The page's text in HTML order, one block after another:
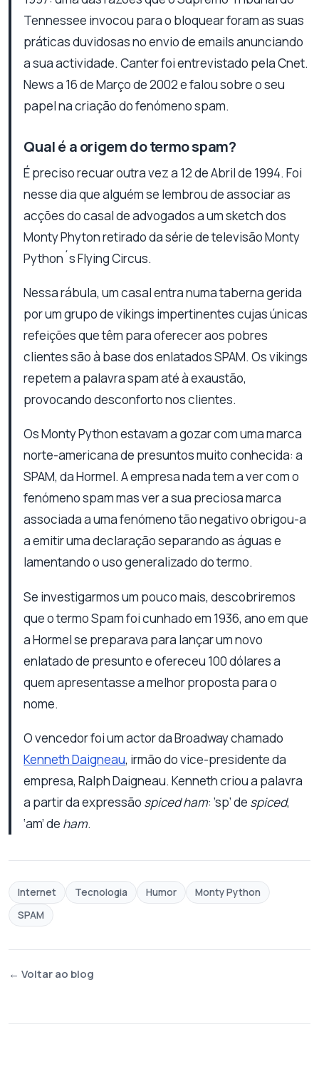
Tennessee invocou para o bloquear foram as suas
práticas duvidosas no envio de emails anunciando
a sua actividade. Canter foi entrevistado pela Cnet.
News a 16 de Março de 2002 e falou sobre o seu
papel na criação do fenómeno spam.
Qual é a origem do termo spam?
É preciso recuar outra vez a 12 de Abril de 1994. Foi
nesse dia que alguém se lembrou de associar as
acções do casal de advogados a um sketch dos
Monty Phyton retirado da série de televisão Monty
Python´s Flying Circus.
Nessa rábula, um casal entra numa taberna gerida
por um grupo de vikings impertinentes cujas únicas
refeições que têm para oferecer aos pobres
clientes são à base dos enlatados SPAM. Os vikings
repetem a palavra spam até à exaustão,
provocando desconforto nos clientes.
Os Monty Python estavam a gozar com uma marca
norte-americana de presuntos muito conhecida: a
SPAM, da Hormel. A empresa nada tem a ver com o
fenómeno spam mas ver a sua preciosa marca
associada a uma fenómeno tão negativo obrigou-a
a emitir uma declaração separando as águas e
lamentando o uso generalizado do termo.
Se investigarmos um pouco mais, descobriremos
que o termo Spam foi cunhado em 1936, ano em que
a Hormel se preparava para lançar um novo
enlatado de presunto e ofereceu 100 dólares a
quem apresentasse a melhor proposta para o
nome.
O vencedor foi um actor da Broadway chamado
Kenneth Daigneau, irmão do vice-presidente da
empresa, Ralph Daigneau. Kenneth criou a palavra
a partir da expressão spiced ham: ’sp’ de spiced,
‘am’ de ham.
Internet Tecnologia Humor
Monty Python
SPAM
← Voltar ao blog